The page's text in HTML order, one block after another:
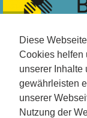
Diese
Cookies helfen
unserer Inhalte
gewährleisten
unserer
Nutzung der